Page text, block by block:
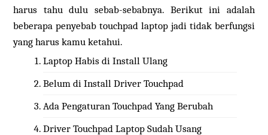
harus tahu dulu sebab-sebabnya. Berikut ini adalah
beberapa penyebab touchpad laptop jadi tidak berfungsi
yang harus kamu ketahui.
Laptop Habis di Install Ulang
Belum di Install Driver Touchpad
Ada Pengaturan Touchpad Yang Berubah
Driver Touchpad Laptop Sudah Usang